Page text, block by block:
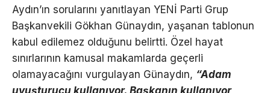
Aydın’ın sorularını yanıtlayan YENİ Parti Grup
Başkanvekili Gökhan Günaydın, yaşanan tablonun
kabul edilemez olduğunu belirtti. Özel hayat
sınırlarının kamusal makamlarda geçerli
olamayacağını vurgulayan Günaydın, “Adam
uyuşturucu kullanıyor. Başkanın kullanıyor,